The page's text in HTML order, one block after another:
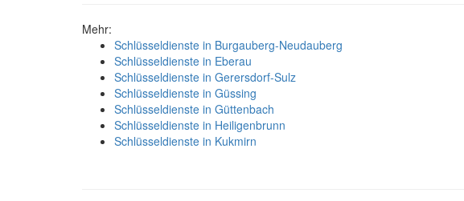
Mehr:
Schlüsseldienste in Burgauberg-Neudauberg
Schlüsseldienste in Eberau
Schlüsseldienste in Gerersdorf-Sulz
Schlüsseldienste in Güssing
Schlüsseldienste in Güttenbach
Schlüsseldienste in Heiligenbrunn
Schlüsseldienste in Kukmirn